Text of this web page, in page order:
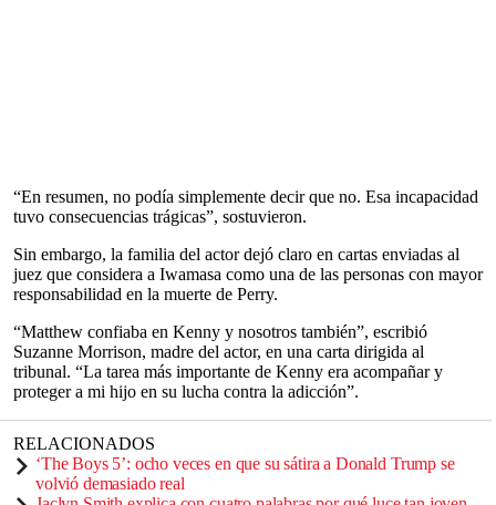
“En resumen, no podía simplemente decir que no. Esa incapacidad
tuvo consecuencias trágicas”, sostuvieron.
Sin embargo, la familia del actor dejó claro en cartas enviadas al
juez que considera a Iwamasa como una de las personas con mayor
responsabilidad en la muerte de Perry.
“Matthew confiaba en Kenny y nosotros también”, escribió
Suzanne Morrison, madre del actor, en una carta dirigida al
tribunal. “La tarea más importante de Kenny era acompañar y
proteger a mi hijo en su lucha contra la adicción”.
RELACIONADOS
‘The Boys 5’: ocho veces en que su sátira a Donald Trump se
volvió demasiado real